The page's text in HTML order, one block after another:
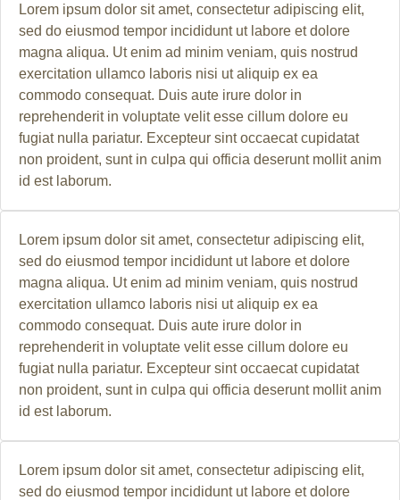
Lorem ipsum dolor sit amet, consectetur adipiscing elit,
sed do eiusmod tempor incididunt ut labore et dolore
magna aliqua. Ut enim ad minim veniam, quis nostrud
exercitation ullamco laboris nisi ut aliquip ex ea
commodo consequat. Duis aute irure dolor in
reprehenderit in voluptate velit esse cillum dolore eu
fugiat nulla pariatur. Excepteur sint occaecat cupidatat
non proident, sunt in culpa qui officia deserunt mollit anim
id est laborum.
Lorem ipsum dolor sit amet, consectetur adipiscing elit,
sed do eiusmod tempor incididunt ut labore et dolore
magna aliqua. Ut enim ad minim veniam, quis nostrud
exercitation ullamco laboris nisi ut aliquip ex ea
commodo consequat. Duis aute irure dolor in
reprehenderit in voluptate velit esse cillum dolore eu
fugiat nulla pariatur. Excepteur sint occaecat cupidatat
non proident, sunt in culpa qui officia deserunt mollit anim
id est laborum.
Lorem ipsum dolor sit amet, consectetur adipiscing elit,
sed do eiusmod tempor incididunt ut labore et dolore